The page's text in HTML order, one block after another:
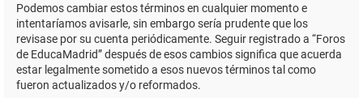
Podemos cambiar estos términos en cualquier momento e
intentaríamos avisarle, sin embargo sería prudente que los
revisase por su cuenta periódicamente. Seguir registrado a “Foros
de EducaMadrid” después de esos cambios significa que acuerda
estar legalmente sometido a esos nuevos términos tal como
fueron actualizados y/o reformados.